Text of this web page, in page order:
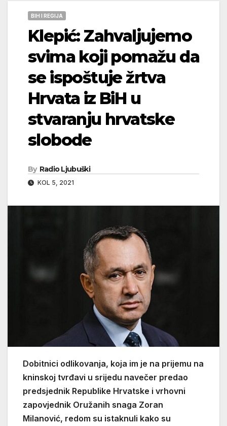
BIH I REGIJA
Klepić: Zahvaljujemo
svima koji pomažu da
se ispoštuje žrtva
Hrvata iz BiH u
stvaranju hrvatske
slobode
By Radio Ljubuški
KOL 5, 2021
Dobitnici odlikovanja, koja im je na prijemu na
kninskoj tvrđavi u srijedu navečer predao
predsjednik Republike Hrvatske i vrhovni
zapovjednik Oružanih snaga Zoran
Milanović, redom su istaknuli kako su